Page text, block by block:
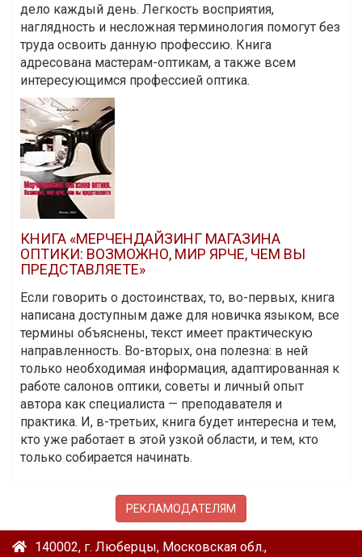
дело каждый день. Легкость восприятия,
наглядность и несложная терминология помогут без
труда освоить данную профессию. Книга
адресована мастерам-оптикам, а также всем
интересующимся профессией оптика.
КНИГА «МЕРЧЕНДАЙЗИНГ МАГАЗИНА
ОПТИКИ: ВОЗМОЖНО, МИР ЯРЧЕ, ЧЕМ ВЫ
ПРЕДСТАВЛЯЕТЕ»
Если говорить о достоинствах, то, во-первых, книга
написана доступным даже для новичка языком, все
термины объяснены, текст имеет практическую
направленность. Во-вторых, она полезна: в ней
только необходимая информация, адаптированная к
работе салонов оптики, советы и личный опыт
автора как специалиста — преподавателя и
практика. И, в-третьих, книга будет интересна и тем,
кто уже работает в этой узкой области, и тем, кто
только собирается начинать.
РЕКЛАМОДАТЕЛЯМ
140002, г. Люберцы, Московская обл.,